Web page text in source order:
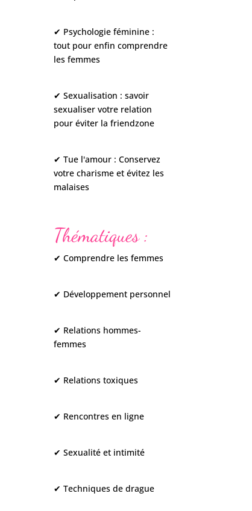
✔ Psychologie féminine :
tout pour enfin comprendre
les femmes
✔ Sexualisation : savoir
sexualiser votre relation
pour éviter la friendzone
✔ Tue l'amour : Conservez
votre charisme et évitez les
malaises
Thématiques :
✔ Comprendre les femmes
✔ Développement personnel
✔ Relations hommes-
femmes
✔ Relations toxiques
✔ Rencontres en ligne
✔ Sexualité et intimité
✔ Techniques de drague